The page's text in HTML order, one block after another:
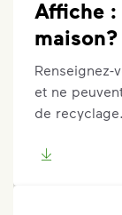
Affiche :
maison?
Renseignez-
et ne
de recyclage.